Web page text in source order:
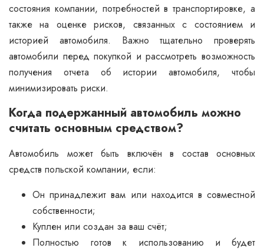
состояния компании, потребностей в транспортировке, а
также на оценке рисков, связанных с состоянием и
историей автомобиля. Важно тщательно проверять
автомобили перед покупкой и рассмотреть возможность
получения отчета об истории автомобиля, чтобы
минимизировать риски.
Когда подержанный автомобиль можно
считать основным средством?
Автомобиль может быть включён в состав основных
средств польской компании, если:
Он принадлежит вам или находится в совместной
собственности;
Куплен или создан за ваш счёт;
Полностью готов к использованию и будет